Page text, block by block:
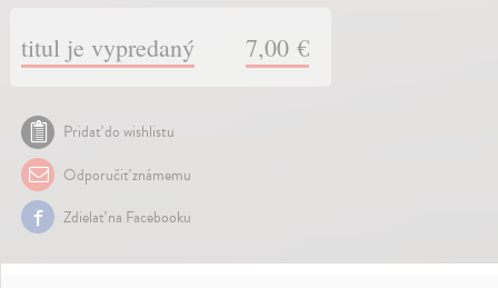
titul je vypredaný 7,00 €
Pridať do wishlistu
Odporučiť známemu
Zdielať na Facebooku